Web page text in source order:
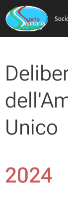
Unico
2024